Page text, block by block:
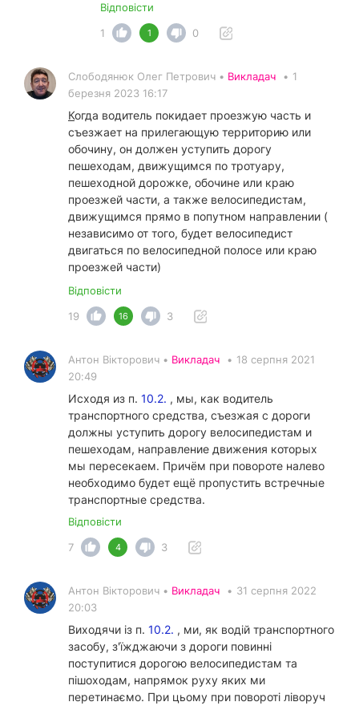
Відповісти
1
1 0
Слободянюк Олег Петрович • Викладач • 1
березня 2023 16:17
Когда водитель покидает проезжую часть и
съезжает на прилегающую территорию или
обочину, он должен уступить дорогу
пешеходам, движущимся по тротуару,
пешеходной дорожке, обочине или краю
проезжей части, а также велосипедистам,
движущимся прямо в попутном направлении (
независимо от того, будет велосипедист
двигаться по велосипедной полосе или краю
проезжей части)
Відповісти
19
16 3
Антон Вікторович • Викладач • 18 серпня 2021
20:49
Исходя из п. 10.2. , мы, как водитель
транспортного средства, съезжая с дороги
должны уступить дорогу велосипедистам и
пешеходам, направление движения которых
мы пересекаем. Причём при повороте налево
необходимо будет ещё пропустить встречные
транспортные средства.
Відповісти
7
4 3
Антон Вікторович • Викладач • 31 серпня 2022
20:03
Виходячи із п. 10.2. , ми, як водій транспортного
засобу, з'їжджаючи з дороги повинні
поступитися дорогою велосипедистам та
пішоходам, напрямок руху яких ми
перетинаємо. При цьому при повороті ліворуч